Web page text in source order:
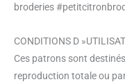
broderies
CONDITIONS D
Ces patrons sont
reproduction totale ou